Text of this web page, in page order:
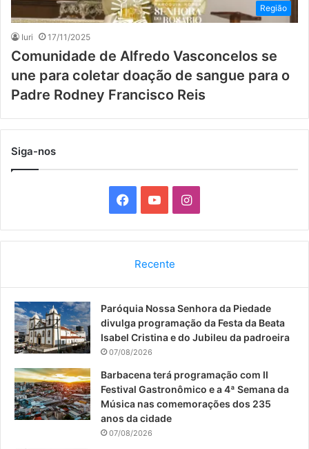
Região
Iuri 17/11/2025
Comunidade de Alfredo Vasconcelos se
une para coletar doação de sangue para o
Padre Rodney Francisco Reis
Siga-nos
a
b
o
k
o
u
b
I
n
a
g
a
Recente
Paróquia Nossa Senhora da Piedade
divulga programação da Festa da Beata
Isabel Cristina e do Jubileu da padroeira
07/08/2026
Barbacena terá programação com II
Festival Gastronômico e a 4ª Semana da
Música nas comemorações dos 235
anos da cidade
07/08/2026